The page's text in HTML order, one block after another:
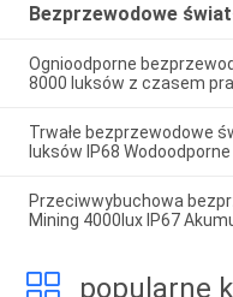
Bezprzewodowe
Ognioodporne
8000 luksów z czasem
Trwałe bezprzewodowe
luksów IP68
Przeciwwybuchowa
Mining 4000lux IP67
popularne